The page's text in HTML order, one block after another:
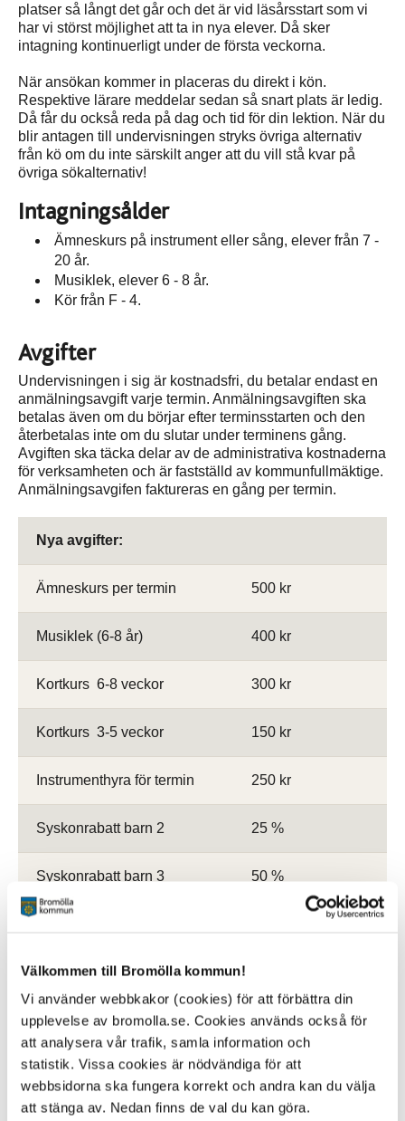
Välkommen till Bromölla kommun!
Vi använder webbkakor (cookies) för att förbättra din
upplevelse av bromolla.se. Cookies används också för
att analysera vår trafik, samla information och
statistik. Vissa cookies är nödvändiga för att
webbsidorna ska fungera korrekt och andra kan du välja
att stänga av. Nedan finns de val du kan göra.
platser så långt det går och det är vid läsårsstart som vi
har vi störst möjlighet att ta in nya elever. Då sker
intagning kontinuerligt under de första veckorna.
När ansökan kommer in placeras du direkt i kön.
Respektive lärare meddelar sedan så snart plats är ledig.
Då får du också reda på dag och tid för din lektion. När du
blir antagen till undervisningen stryks övriga alternativ
från kö om du inte särskilt anger att du vill stå kvar på
övriga sökalternativ!
Intagningsålder
Ämneskurs på instrument eller sång, elever från 7 -
20 år.
Musiklek, elever 6 - 8 år.
Kör från F - 4.
Avgifter
Undervisningen i sig är kostnadsfri, du betalar endast en
anmälningsavgift varje termin. Anmälningsavgiften ska
betalas även om du börjar efter terminsstarten och den
återbetalas inte om du slutar under terminens gång.
Avgiften ska täcka delar av de administrativa kostnaderna
för verksamheten och är fastställd av kommunfullmäktige.
Anmälningsavgifen faktureras en gång per termin.
Nya avgifter:
Ämneskurs per termin 500 kr
Musiklek (6-8 år) 400 kr
Kortkurs 6-8 veckor 300 kr
Kortkurs 3-5 veckor 150 kr
Instrumenthyra för termin 250 kr
Syskonrabatt barn 2 25 %
Syskonrabatt barn 3 50 %
Kortkurser avser inte att ersätta reguljär undervisning
startar sent under terminen, men även för vissa riktade
insatser som ska vara avgränsade till innehåll och längd.
Mer information finns under Kurser och grupper
Noter